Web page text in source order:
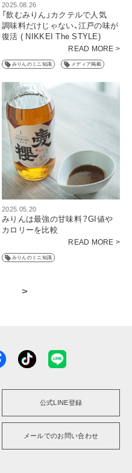
2025.08.26
「飲むみりん」カクテルで人気
調味料だけじゃない、江戸の味が
復活 ( NIKKEI The STYLE)
READ MORE >
みりんのミニ知識 メディア掲載
2025.05.20
みりんは最強の甘味料？GI値や
カロリーを比較
READ MORE >
みりんのミニ知識
>
公式LINE登録
メールでのお問い合わせ